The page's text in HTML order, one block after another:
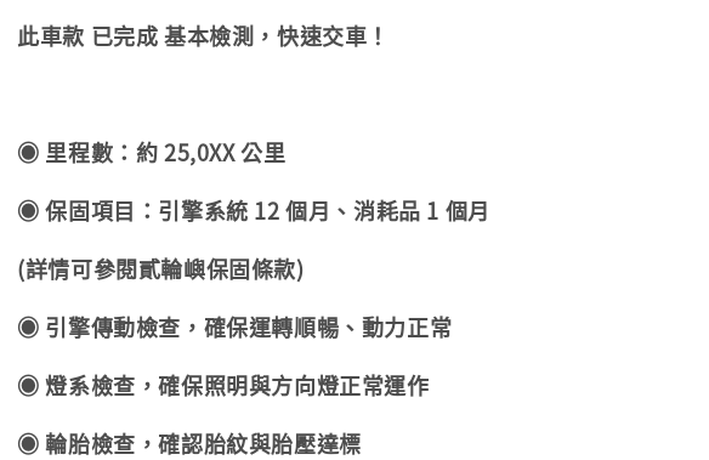
此車款 已完成 基本檢測，快速交車！
◉ 里程數：約 25,0XX 公里
◉ 保固項目：引擎系統 12 個月、消耗品 1 個月
(詳情可參閱貳輪嶼保固條款)
◉ 引擎傳動檢查，確保運轉順暢、動力正常
◉ 燈系檢查，確保照明與方向燈正常運作
◉ 輪胎檢查，確認胎紋與胎壓達標